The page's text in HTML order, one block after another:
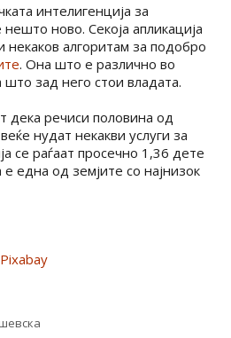
интелигенција за
ново. Секоја апликација
некаков алгоритам за подобро
. Она што е различно во
што зад него стои владата.
дека речиси половина од
нудат некакви услуги за
се раѓаат просечно 1,36 дете
една од земјите со најнизок
Pixabay